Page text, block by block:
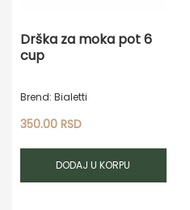
Drška za moka pot 6
cup
Brend: Bialetti
350.00 RSD
DODAJ U KORPU